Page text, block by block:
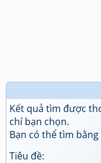
Kết quả tìm được
chí bạn chọn.
Bạn có thể tìm bằng
Tiêu đề: